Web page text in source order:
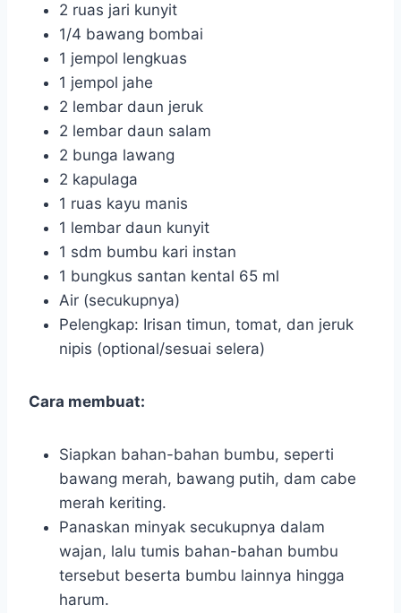
2 ruas jari kunyit
1/4 bawang bombai
1 jempol lengkuas
1 jempol jahe
2 lembar daun jeruk
2 lembar daun salam
2 bunga lawang
2 kapulaga
1 ruas kayu manis
1 lembar daun kunyit
1 sdm bumbu kari instan
1 bungkus santan kental 65 ml
Air (secukupnya)
Pelengkap: Irisan timun, tomat, dan jeruk
nipis (optional/sesuai selera)
Cara membuat:
Siapkan bahan-bahan bumbu, seperti
bawang merah, bawang putih, dam cabe
merah keriting.
Panaskan minyak secukupnya dalam
wajan, lalu tumis bahan-bahan bumbu
tersebut beserta bumbu lainnya hingga
harum.